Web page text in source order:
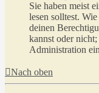
Sie haben meist
lesen solltest.
deinen
kannst oder
Administration
Nach oben